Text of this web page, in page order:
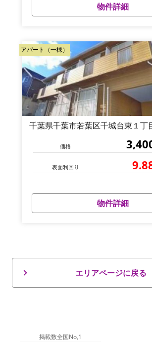
物件詳細
アパート（一棟）
千葉県千葉市若葉区千城台東１丁
価格
表面利回り
物件詳細
エリアページに戻る
掲載数全国No,1